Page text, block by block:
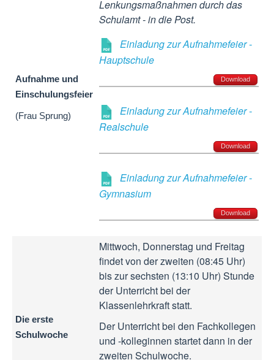
Aufnahme und
Einschulungsfeier
(Frau Sprung)
Lenkungsmaßnahmen durch das
Schulamt - in die Post.
Einladung zur Aufnahmefeier -
Hauptschule
Download
Einladung zur Aufnahmefeier -
Realschule
Download
Einladung zur Aufnahmefeier -
Gymnasium
Download
Die erste
Schulwoche
Mittwoch, Donnerstag und Freitag
findet von der zweiten (08:45 Uhr)
bis zur sechsten (13:10 Uhr) Stunde
der Unterricht bei der
Klassenlehrkraft statt.
Der Unterricht bei den Fachkollegen
und -kolleginnen startet dann in der
zweiten Schulwoche.